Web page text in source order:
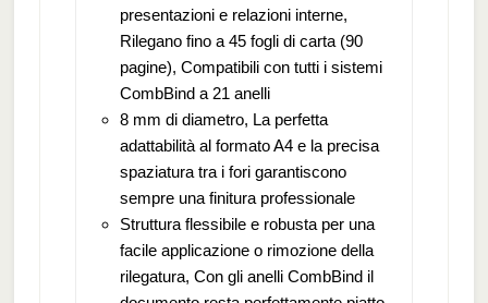
presentazioni e relazioni interne,
Rilegano fino a 45 fogli di carta (90
pagine), Compatibili con tutti i sistemi
CombBind a 21 anelli
8 mm di diametro, La perfetta
adattabilità al formato A4 e la precisa
spaziatura tra i fori garantiscono
sempre una finitura professionale
Struttura flessibile e robusta per una
facile applicazione o rimozione della
rilegatura, Con gli anelli CombBind il